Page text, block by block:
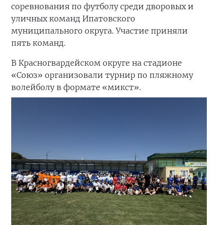
соревнования по футболу среди дворовых и
уличных команд Ипатовского
муниципального округа. Участие приняли
пять команд.
В Красногвардейском округе на стадионе
«Союз» организовали турнир по пляжному
волейболу в формате «микст».